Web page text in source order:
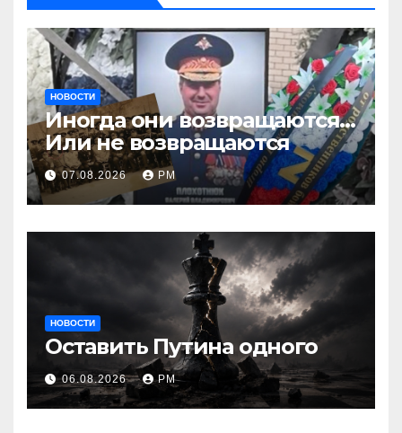
НОВОСТИ
Иногда они возвращаются…
Или не возвращаются
07.08.2026 РМ
НОВОСТИ
Оставить Путина одного
06.08.2026 РМ